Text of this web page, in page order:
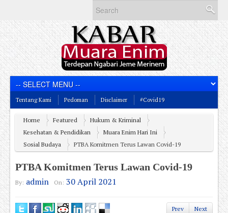
Tentang Kami Pedoman Disclaimer #Covid19
Home Featured
Hukum & Kriminal
Kesehatan & Pendidikan
Muara Enim Hari Ini
Sosial Budaya
PTBA Komitmen Terus Lawan Covid-19
PTBA Komitmen Terus Lawan Covid-19
By: admin On: 30 April 2021
Prev Next